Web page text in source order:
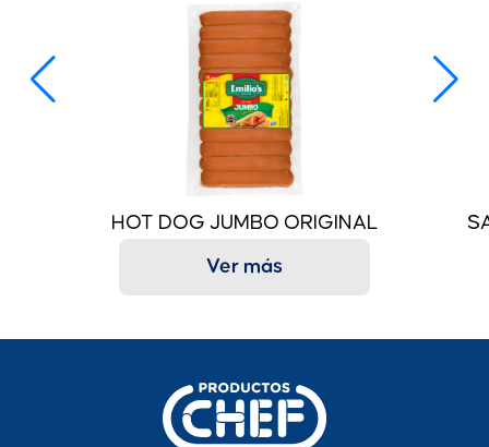
HOT DOG JUMBO ORIGINAL
Ver más